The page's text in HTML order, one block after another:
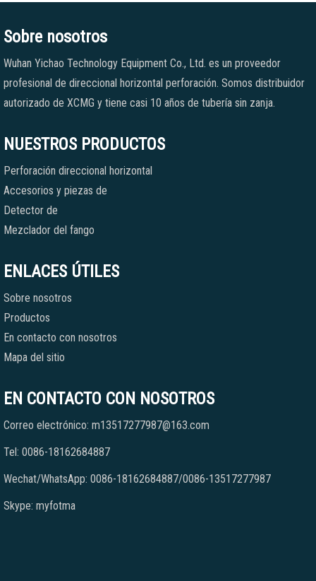
Sobre nosotros
Wuhan Yichao Technology Equipment Co., Ltd. es un proveedor
profesional de direccional horizontal perforación. Somos distribuidor
autorizado de XCMG y tiene casi 10 años de tubería sin zanja.
NUESTROS PRODUCTOS
Perforación direccional horizontal
Accesorios y piezas de
Detector de
Mezclador del fango
ENLACES ÚTILES
Sobre nosotros
Productos
En contacto con nosotros
Mapa del sitio
EN CONTACTO CON NOSOTROS
Correo electrónico: m13517277987@163.com
Tel: 0086-18162684887
Wechat/WhatsApp: 0086-18162684887/0086-13517277987
Skype: myfotma